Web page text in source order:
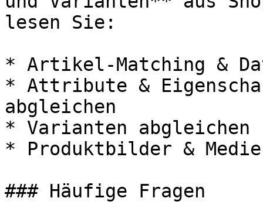
lesen Sie:
* Artikel-Matching &
* Attribute &
abgleichen
* Varianten abgleichen
* Produktbilder &
### Häufige Fragen